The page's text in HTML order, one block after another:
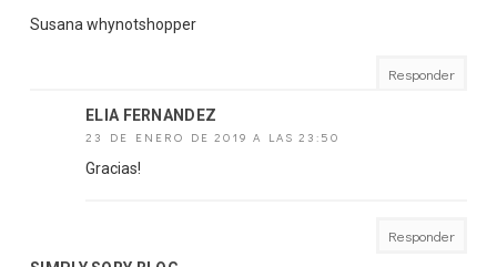
Susana whynotshopper
Responder
ELIA FERNANDEZ
23 DE ENERO DE 2019 A LAS 23:50
Gracias!
Responder